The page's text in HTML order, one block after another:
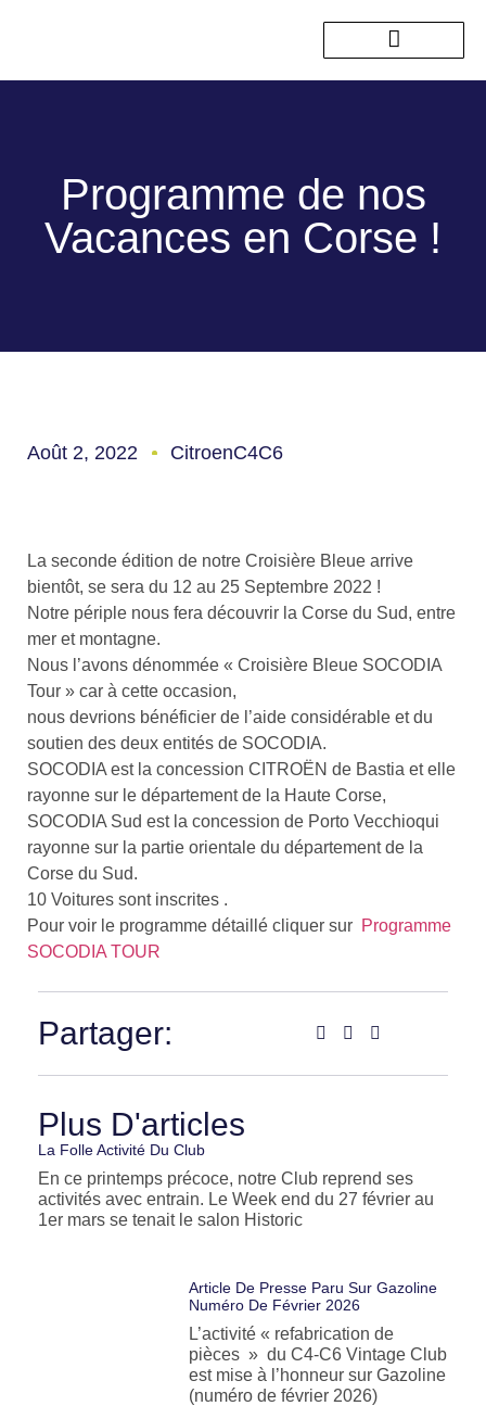
Programme de nos
Vacances en Corse !
Août 2, 2022 CitroenC4C6
La seconde édition de notre Croisière Bleue arrive
bientôt, se sera du 12 au 25 Septembre 2022 !
Notre périple nous fera découvrir la Corse du Sud, entre
mer et montagne.
Nous l’avons dénommée « Croisière Bleue SOCODIA
Tour » car à cette occasion,
nous devrions bénéficier de l’aide considérable et du
soutien des deux entités de SOCODIA.
SOCODIA est la concession CITROËN de Bastia et elle
rayonne sur le département de la Haute Corse,
SOCODIA Sud est la concession de Porto Vecchioqui
rayonne sur la partie orientale du département de la
Corse du Sud.
10 Voitures sont inscrites .
Pour voir le programme détaillé cliquer sur Programme
SOCODIA TOUR
Partager:
Plus D'articles
La Folle Activité Du Club
En ce printemps précoce, notre Club reprend ses
activités avec entrain. Le Week end du 27 février au
1er mars se tenait le salon Historic
Article De Presse Paru Sur Gazoline
Numéro De Février 2026
L’activité « refabrication de
pièces » du C4-C6 Vintage Club
est mise à l’honneur sur Gazoline
(numéro de février 2026)